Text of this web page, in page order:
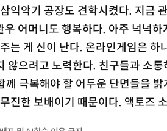
익악기 공장도 견학시켰다. 지금
어머니도 행복하다. 아주 넉넉하
는 게 신이 난다. 온라인게임은 하
으려고 노력한다. 친구들과 소통
극복해야 할 어두운 단면들을 밝
진한 보배이기 때문이다. 액토즈